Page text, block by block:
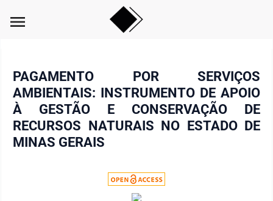
menu
PAGAMENTO POR SERVIÇOS
AMBIENTAIS: INSTRUMENTO DE APOIO
À GESTÃO E CONSERVAÇÃO DE
RECURSOS NATURAIS NO ESTADO DE
MINAS GERAIS